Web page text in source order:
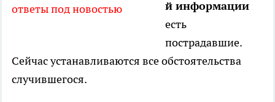
ответы под новостью
й информации
есть
пострадавшие.
Сейчас устанавливаются все обстоятельства
случившегося.